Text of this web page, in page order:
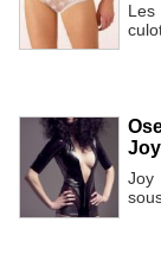
Joy